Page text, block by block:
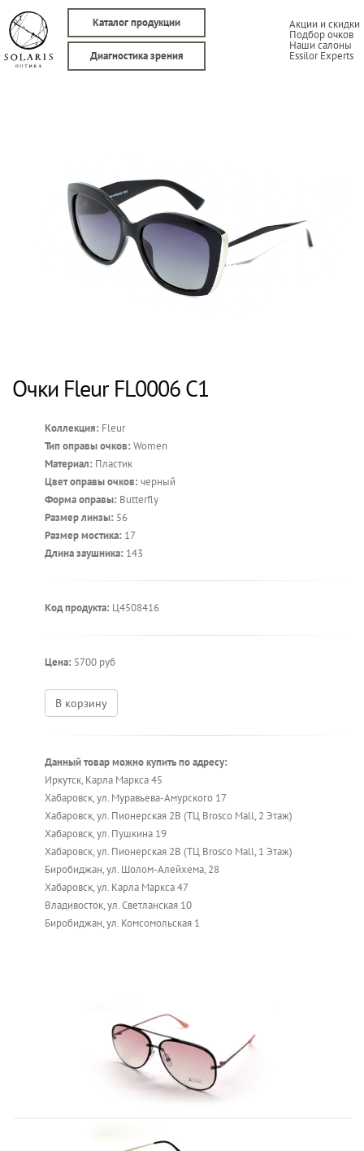
Каталог продукции Акции и скидки
Подбор очков
Наши салоны
Essilor Experts
Диагностика зрения
Очки Fleur FL0006 C1
Коллекция: Fleur
Тип оправы очков: Women
Материал: Пластик
Цвет оправы очков: черный
Форма оправы: Butterfly
Размер линзы: 56
Размер мостика: 17
Длина заушника: 143
Код продукта: Ц4508416
Цена: 5700 руб
В корзину
Данный товар можно купить по адресу:
Иркутск, Карла Маркса 45
Хабаровск, ул. Муравьева-Амурского 17
Хабаровск, ул. Пионерская 2В (ТЦ Brosco Mall, 2 Этаж)
Хабаровск, ул. Пушкина 19
Хабаровск, ул. Пионерская 2В (ТЦ Brosco Mall, 1 Этаж)
Биробиджан, ул. Шолом-Алейхема, 28
Хабаровск, ул. Карла Маркса 47
Владивосток, ул. Светланская 10
Биробиджан, ул. Комсомольская 1